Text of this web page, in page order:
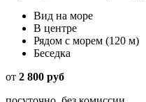
Вид на море
В центре
Рядом с морем (120 м)
Беседка
от 2 800 руб